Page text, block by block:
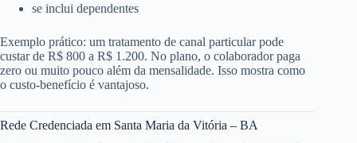
se inclui dependentes
Exemplo prático: um tratamento de canal particular pode
custar de R$ 800 a R$ 1.200. No plano, o colaborador paga
zero ou muito pouco além da mensalidade. Isso mostra como
o custo-benefício é vantajoso.
Rede Credenciada em Santa Maria da Vitória – BA